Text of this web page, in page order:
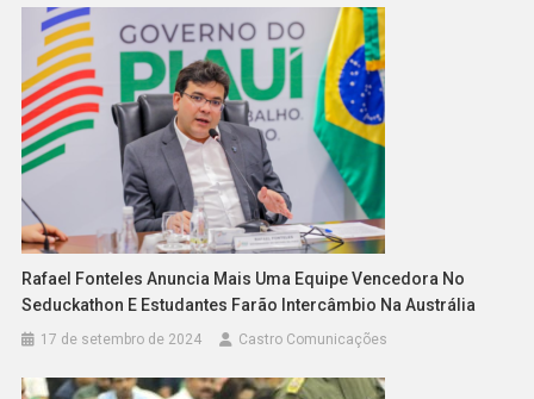
Rafael Fonteles Anuncia Mais Uma Equipe Vencedora No
Seduckathon E Estudantes Farão Intercâmbio Na Austrália
17 de setembro de 2024 Castro Comunicações